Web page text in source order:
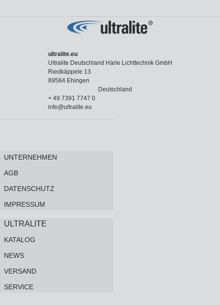
ultralite.eu
Ultralite Deutschland Härle Lichttechnik GmbH
Riedkäppele 13
89584 Ehingen
Deutschland
+ 49 7391 7747 0
info@ultralite.eu
UNTERNEHMEN
AGB
DATENSCHUTZ
IMPRESSUM
ULTRALITE
KATALOG
NEWS
VERSAND
SERVICE